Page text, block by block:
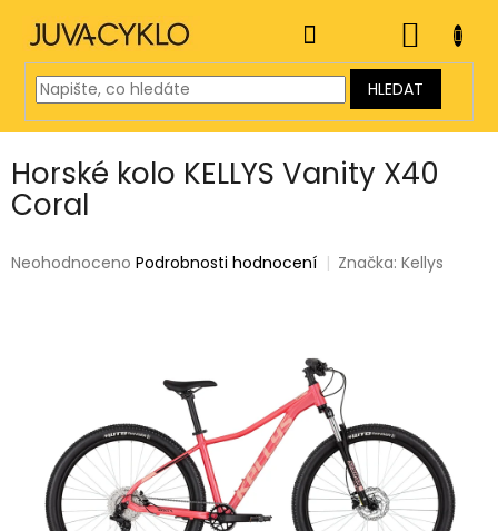
obsah
HLEDAT
KOŠÍK
Horské kolo KELLYS Vanity X40
Coral
Průměrné
Neohodnoceno Podrobnosti hodnocení Značka:Kellys